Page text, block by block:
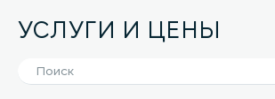
УСЛУГИ И ЦЕНЫ